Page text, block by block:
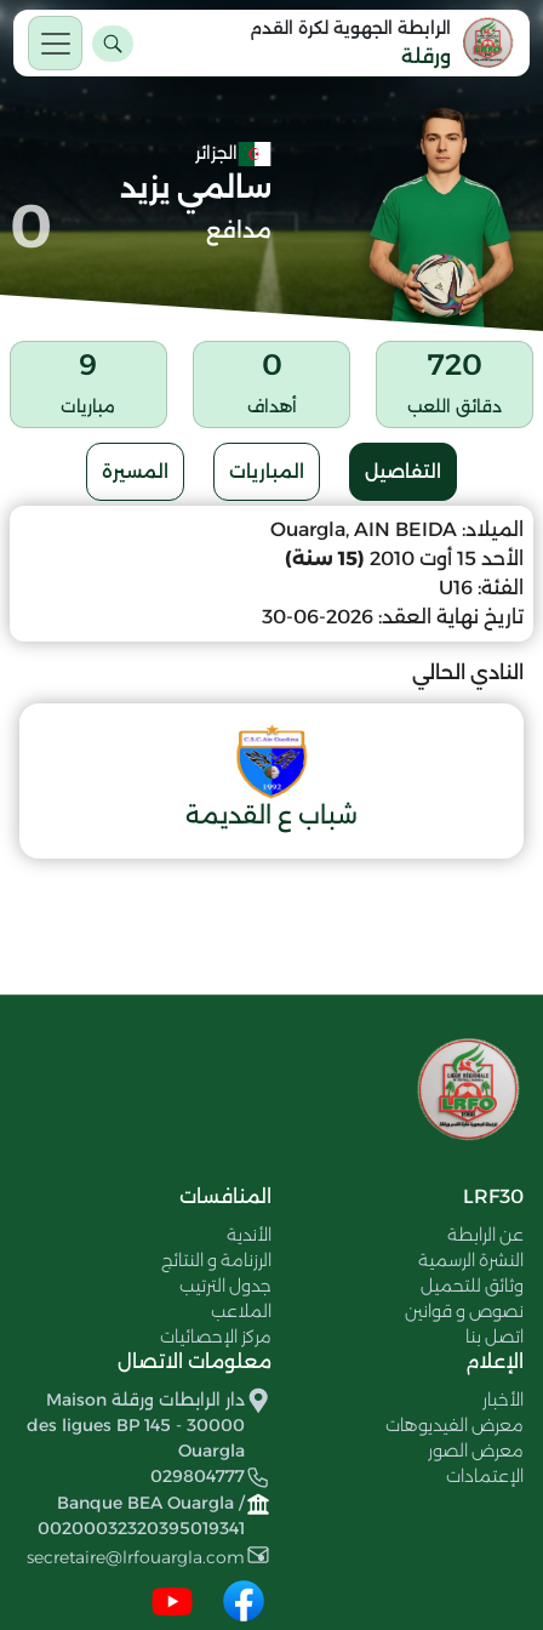
الرابطة الجهوية لكرة القدم
ورقلة
الجزائر
سالمي يزيد
مدافع 0
720
دقائق اللعب
0
أهداف
9
مباريات
التفاصيل المباريات المسيرة
الميلاد: Ouargla, AIN BEIDA
الأحد 15 أوت 2010
(15 سنة)
الفئة: U16
تاريخ نهاية العقد: 2026-06-30
النادي الحالي
شباب ع القديمة
LRF30
عن الرابطة
النشرة الرسمية
وثائق للتحميل
نصوص و قوانين
اتصل بنا
المنافسات
الأندية
الرزنامة و النتائج
جدول الترتيب
الملاعب
مركز الإحصائيات
الإعلام
الأخبار
معرض الفيديوهات
معرض الصور
الإعتمادات
معلومات الاتصال
دار الرابطات ورقلة Maison
des ligues BP 145 - 30000
Ouargla
029804777
Banque BEA Ouargla /
00200032320395019341
secretaire@lrfouargla.com